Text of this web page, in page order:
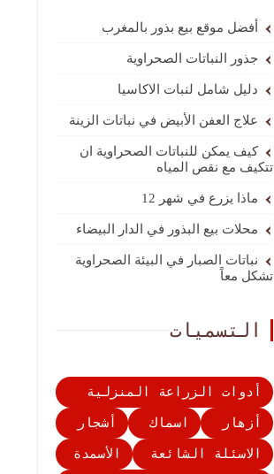
أفضل موقع بيع بذور بالمغرب
جذور النباتات الصحراوية
دليل شامل لنبات الاكاسيا
علاج العفن الأبيض في نباتات الزينة
كيف يمكن للنباتات الصحراوية ان
تتكيف مع نقص المياه
ماذا يزرع في شهر 12
محلات بيع البذور في الدار البيضاء
نباتات الصبار في البيئة الصحراوية
تشكل معاً
التسميات
أدوات الزراعة المنزلية
أزهار
اسماك
أشجار
الاسئلة الشائعة
الأسمدة